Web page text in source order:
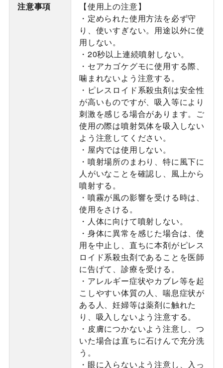
注意事項
【使用上の注意】
・定められた使用方法を必ず守
り、使いすぎない。用途以外に使
用しない。
・20秒以上連続噴射しない。
・セアカゴケグモに使用する際、
噛まれないよう注意する。
・ピレスロイド系殺虫剤は安全性
が高いものですが、吸入等により
刺激を感じる場合があります。ご
使用の際は噴射気体を吸入しない
よう注意してください。
・屋内では使用しない。
・噴射場所のまわり、特に風下に
人がいなことを確認し、風上から
噴射する。
・噴霧が風の影響を受ける時は、
使用をさける。
・人体に向けて噴射しない。
・身体に異常を感じた場合は、使
用を中止し、直ちに本剤がピレス
ロイド系殺虫剤であることを医師
に告げて、診療を受ける。
・アレルギー症状やカブレ等を起
こしやすい体質の人、喘息症状が
ある人、妊婦等は薬剤に触れた
り、吸入しないよう注意する。
・皮膚につかないよう注意し、つ
いた場合は直ちに石けんで充分洗
う。
・眼に入らないよう注意し、入っ